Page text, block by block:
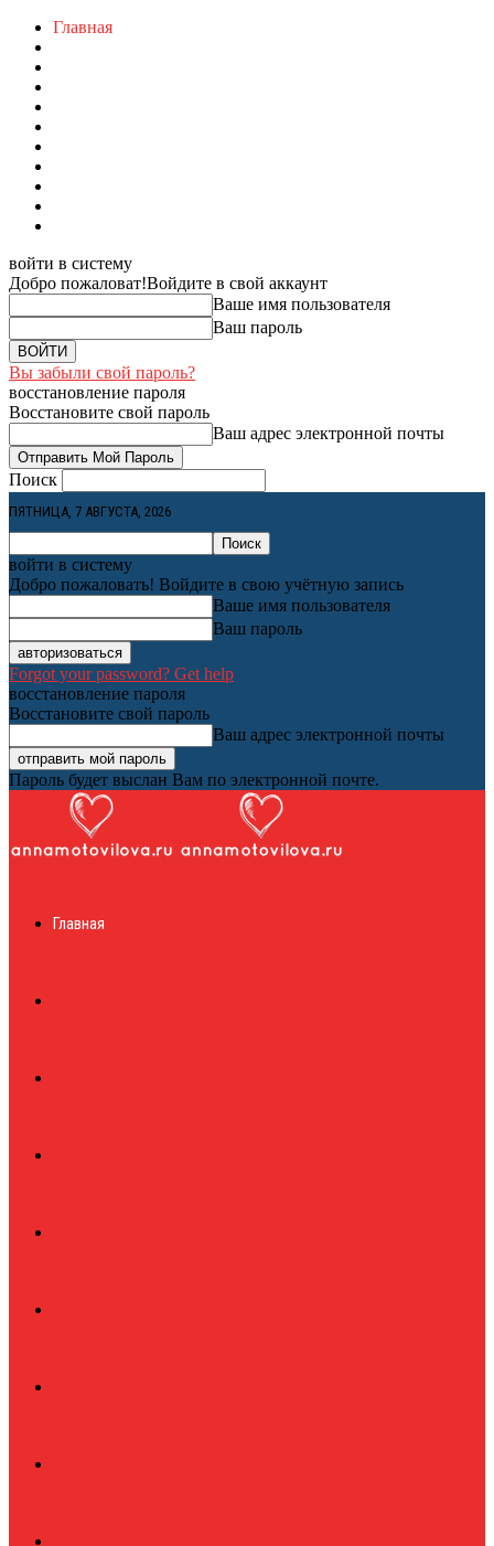
Главная
войти в систему
Добро пожаловат!Войдите в свой аккаунт
Ваше имя пользователя
Ваш пароль
Вы забыли свой пароль?
восстановление пароля
Восстановите свой пароль
Ваш адрес электронной почты
Поиск
ПЯТНИЦА, 7 АВГУСТА, 2026
войти в систему
Добро пожаловать! Войдите в свою учётную запись
Ваше имя пользователя
Ваш пароль
Forgot your password? Get help
восстановление пароля
Восстановите свой пароль
Ваш адрес электронной почты
Пароль будет выслан Вам по электронной почте.
журналГлавная